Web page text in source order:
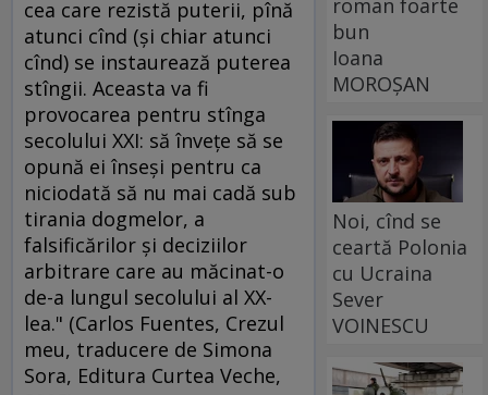
cea care rezistă puterii, pînă
atunci cînd (şi chiar atunci
cînd) se instaurează puterea
stîngii. Aceasta va fi
provocarea pentru stînga
secolului XXI: să înveţe să se
opună ei înseşi pentru ca
niciodată să nu mai cadă sub
tirania dogmelor, a
falsificărilor şi deciziilor
arbitrare care au măcinat-o
de-a lungul secolului al XX-
lea." (Carlos Fuentes, Crezul
meu, traducere de Simona
Sora, Editura Curtea Veche,
roman foarte
bun
Ioana
MOROȘAN
Noi, cînd se
ceartă Polonia
cu Ucraina
Sever
VOINESCU